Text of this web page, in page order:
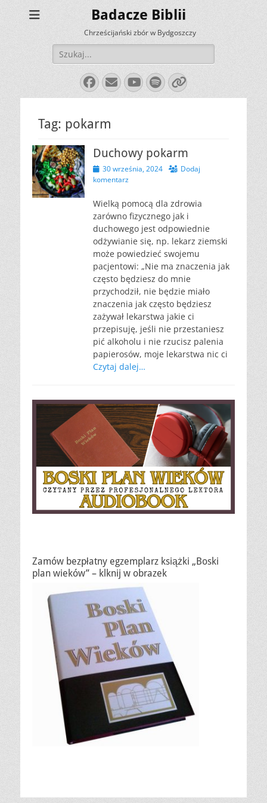
Badacze Biblii
Chrześcijański zbór w Bydgoszczy
Szukaj:
Facebook
E-
mail
YouTube
Spotify
Link
Tag: pokarm
Duchowy pokarm
Opublikowano
30 września, 2024
Dodaj
komentarz
Wielką pomocą dla zdrowia
zarówno fizycznego jak i
duchowego jest odpowiednie
odżywianie się, np. lekarz ziemski
może powiedzieć swojemu
pacjentowi: „Nie ma znaczenia jak
często będziesz do mnie
przychodził, nie będzie miało
znaczenia jak często będziesz
zażywał lekarstwa jakie ci
przepisuję, jeśli nie przestaniesz
pić alkoholu i nie rzucisz palenia
papierosów, moje lekarstwa nic ci
Czytaj dalej…
Zamów bezpłatny egzemplarz książki „Boski
plan wieków” – klknij w obrazek